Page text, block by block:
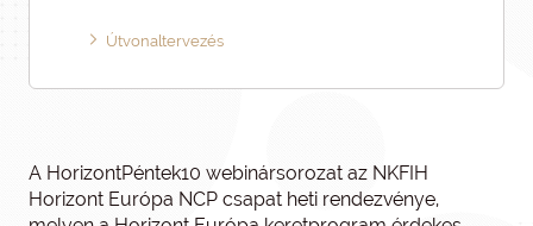
Útvonaltervezés
A HorizontPéntek10 webinársorozat az NKFIH
Horizont Európa NCP csapat heti rendezvénye,